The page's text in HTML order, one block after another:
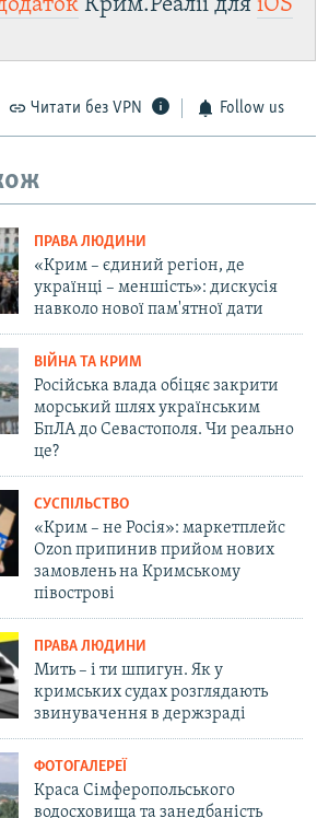
Крим.Реалії для iOS
Читати без VPN Follow us
ПРАВА ЛЮДИНИ
«Крим – єдиний регіон, де
українці – меншість»: дискусія
навколо нової пам'ятної дати
ВІЙНА ТА КРИМ
Російська влада обіцяє закрити
морський шлях українським
БпЛА до Севастополя. Чи реально
це?
СУСПІЛЬСТВО
«Крим – не Росія»: маркетплейс
Ozon припинив прийом нових
замовлень на Кримському
півострові
ПРАВА ЛЮДИНИ
Мить – і ти шпигун. Як у
кримських судах розглядають
звинувачення в держзраді
ФОТОГАЛЕРЕЇ
Краса Сімферопольського
водосховища та занедбаність